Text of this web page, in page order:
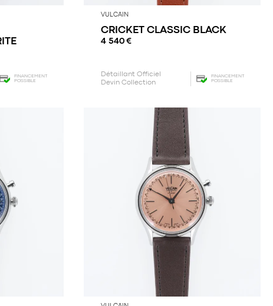
FINANCEMENT
POSSIBLE
VULCAIN
CRICKET CLASSIC BLACK
4 540 €
Détaillant Officiel
Devin Collection
FINANCEMENT
POSSIBLE